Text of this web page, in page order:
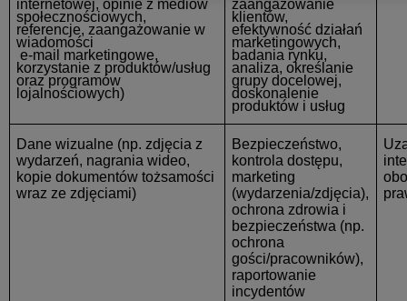
internetowej, opinie z mediów
społecznościowych,
referencje, zaangażowanie w
wiadomości
e-mail marketingowe,
korzystanie z produktów/usług
oraz programów
lojalnościowych)
zaangażowanie
klientów,
efektywność działań
marketingowych,
badania rynku,
analiza, określanie
grupy docelowej,
doskonalenie
produktów i usług
Dane wizualne (np. zdjęcia z
wydarzeń, nagrania wideo,
kopie dokumentów tożsamości
wraz ze zdjęciami)
Bezpieczeństwo,
kontrola dostępu,
marketing
(wydarzenia/zdjęcia),
ochrona zdrowia i
bezpieczeństwa (np.
ochrona
gości/pracowników),
raportowanie
incydentów